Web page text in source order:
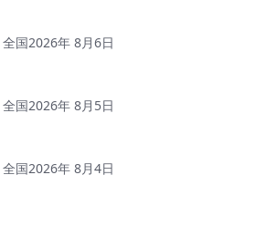
全国2026年 8月6日
全国2026年 8月5日
全国2026年 8月4日